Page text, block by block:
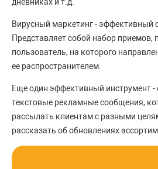
Вирусный маркетинг - эффективный
Представляет собой набор приемов,
пользователь, на которого
ее распространителем.
Еще один эффективный инструмент -
текстовые рекламные сообщения,
рассылать клиентам с разными
рассказать об обновлениях